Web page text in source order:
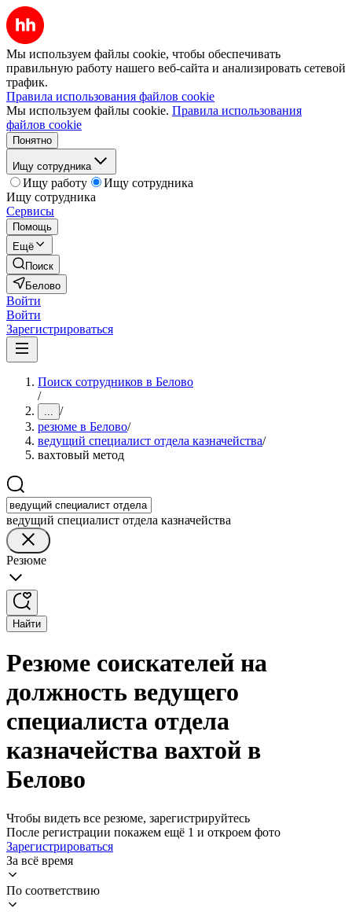
Мы используем файлы cookie, чтобы обеспечивать
правильную работу нашего веб-сайта и анализировать сетевой
трафик.
Правила использования файлов cookie
Мы используем файлы cookie. Правила использования
файлов cookie
Понятно
Ищу сотрудника
Ищу работу
Ищу сотрудника
Ищу сотрудника
Сервисы
Помощь
Ещё
Поиск
Белово
Войти
Войти
Зарегистрироваться
Поиск сотрудников в Белово
/
... /
резюме в Белово/
ведущий специалист отдела казначейства/
вахтовый метод
ведущий специалист отдела казначейства
Резюме
Найти
Резюме соискателей на
должность ведущего
специалиста отдела
казначейства вахтой в
Белово
Чтобы видеть все резюме, зарегистрируйтесь
После регистрации покажем ещё 1 и откроем фото
Зарегистрироваться
За всё время
По соответствию